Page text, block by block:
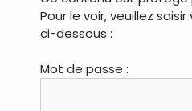
Pour le voir, veuillez
ci-dessous :
Mot de passe :